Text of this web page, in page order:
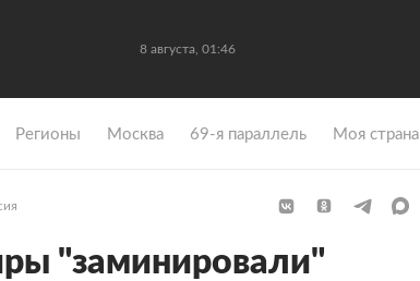
8 августа, 01:46
Регионы Москва 69-я параллель Моя страна
"заминировали"